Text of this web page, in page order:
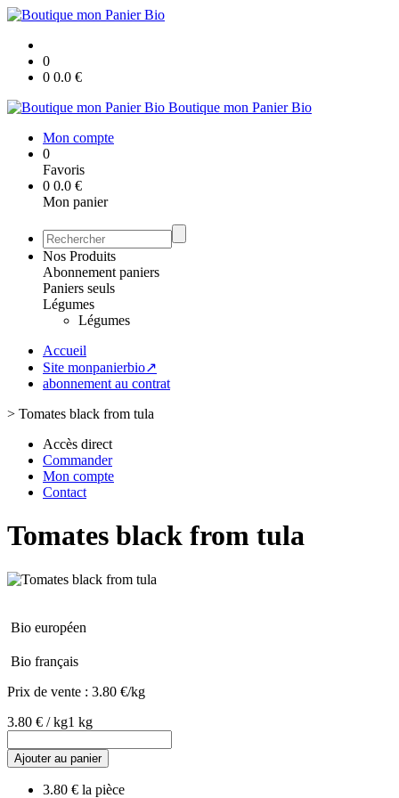
0
0 0.0 €
Boutique mon Panier Bio
Mon compte
0
Favoris
0 0.0 €
Mon panier
Nos Produits
Abonnement paniers
Paniers seuls
Légumes
Légumes
Accueil
Site monpanierbio↗
abonnement au contrat
> Tomates black from tula
Accès direct
Commander
Mon compte
Contact
Tomates black from tula
Bio européen
Bio français
Prix de vente : 3.80 €/kg
3.80 € / kg1 kg
Ajouter au panier
3.80 € la pièce